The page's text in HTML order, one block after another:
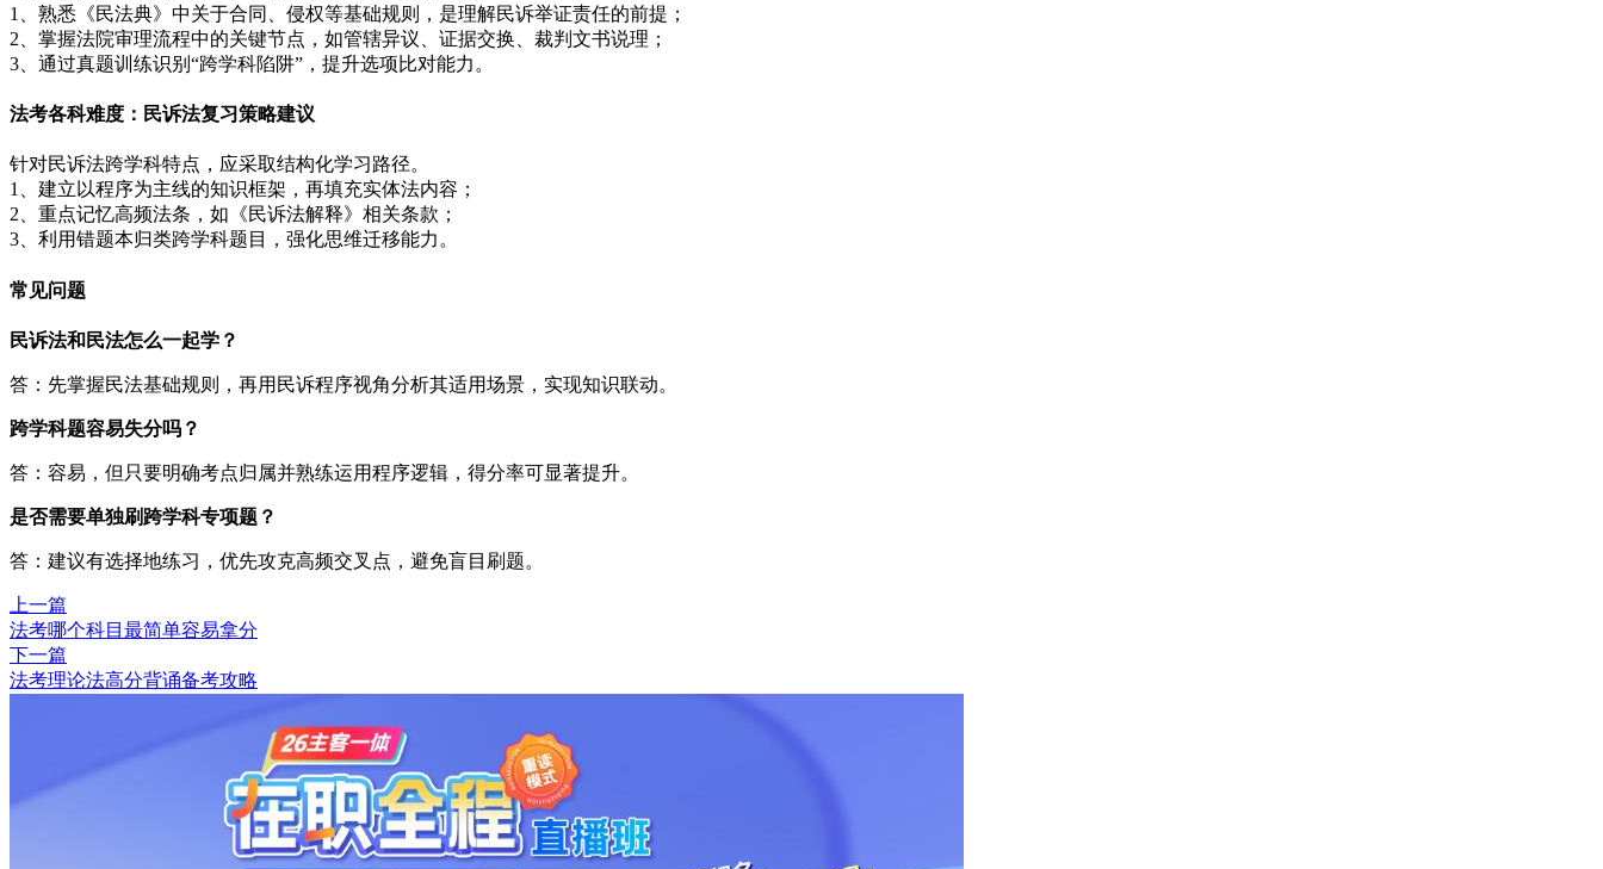
1、熟悉《民法典》中关于合同、侵权等基础规则，是理解民诉举证责任的前提；
2、掌握法院审理流程中的关键节点，如管辖异议、证据交换、裁判文书说理；
3、通过真题训练识别“跨学科陷阱”，提升选项比对能力。
法考各科难度：民诉法复习策略建议
针对民诉法跨学科特点，应采取结构化学习路径。
1、建立以程序为主线的知识框架，再填充实体法内容；
2、重点记忆高频法条，如《民诉法解释》相关条款；
3、利用错题本归类跨学科题目，强化思维迁移能力。
常见问题
民诉法和民法怎么一起学？
答：先掌握民法基础规则，再用民诉程序视角分析其适用场景，实现知识联动。
跨学科题容易失分吗？
答：容易，但只要明确考点归属并熟练运用程序逻辑，得分率可显著提升。
是否需要单独刷跨学科专项题？
答：建议有选择地练习，优先攻克高频交叉点，避免盲目刷题。
上一篇
法考哪个科目最简单容易拿分
下一篇
法考理论法高分背诵备考攻略